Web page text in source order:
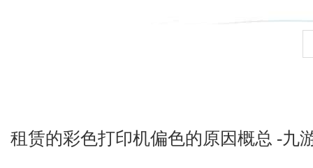
租赁的彩色打印机偏色的原因概总 -九